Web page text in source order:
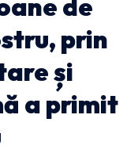
de
prin
și
a primit